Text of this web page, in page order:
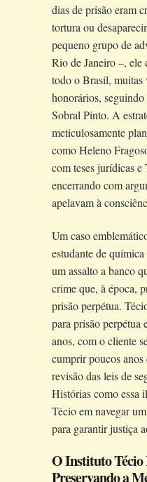
dias de prisão eram
tortura ou
pequeno grupo de
Rio de Janeiro –, ele
todo o Brasil, muitas
honorários,
Sobral Pinto. A
meticulosamente
como Heleno
com teses jurídicas e
encerrando com
apelavam à
Um caso
estudante de
um assalto a banco
crime que, à época,
prisão perpétua.
para prisão perpétua
anos, com o cliente
cumprir poucos
revisão das leis de
Histórias como essa
Técio em navegar
para garantir justiça
O Instituto Técio
Preservando a